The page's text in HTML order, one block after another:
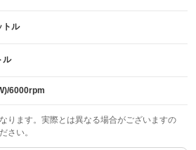
：装備あり
トル
ル
6000rpm
ります。実際とは異なる場合がございますの
さい。